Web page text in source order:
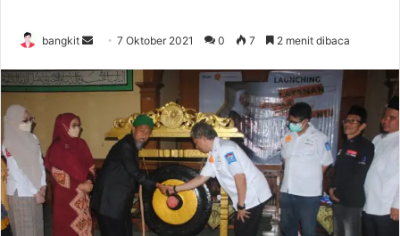
bangkit
n
e
m
7 Oktober 2021 0 7 2 menit dibaca